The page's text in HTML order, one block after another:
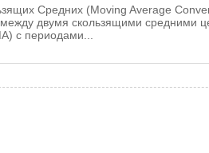
Средних (Moving Average
двумя скользящими средними
с периодами...